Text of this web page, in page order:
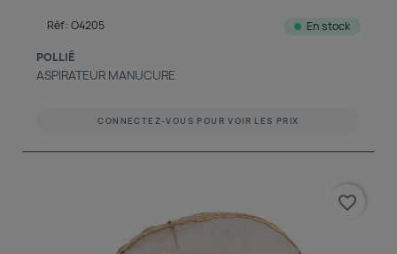
Réf: O4205 En stock
POLLIÉ
ASPIRATEUR MANUCURE
CONNECTEZ-VOUS POUR VOIR LES PRIX
favorite_border